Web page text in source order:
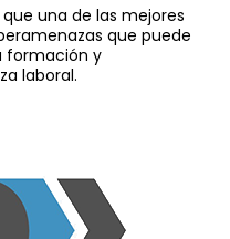
una de las mejores
que puede
formación y
laboral.